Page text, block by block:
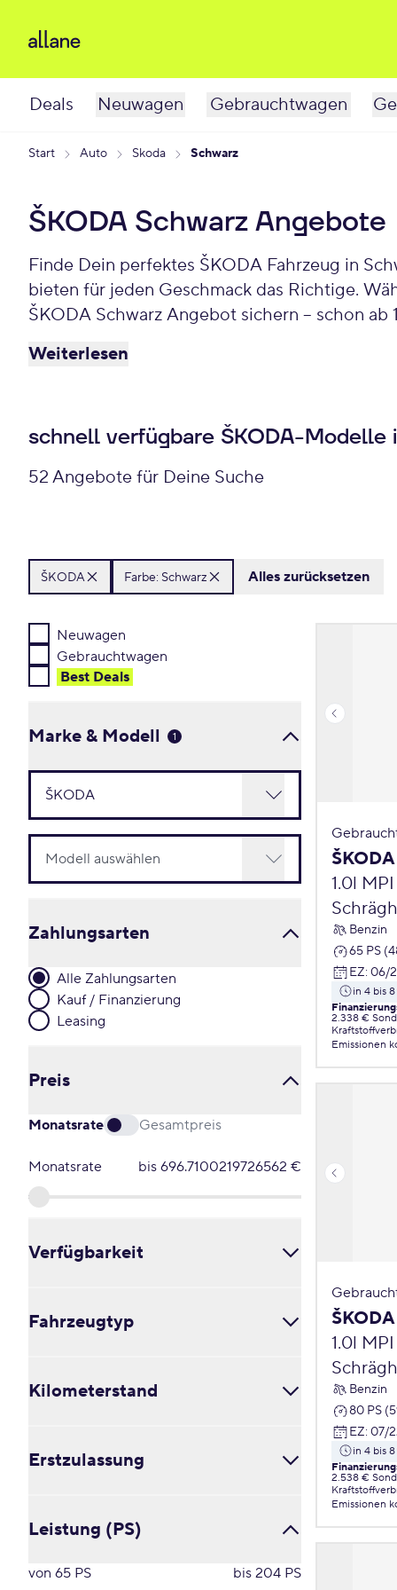
Deals Neuwagen Gebrauchtwagen
Start Auto Skoda Schwarz
ŠKODA Schwarz Angebote
Finde Dein perfektes ŠKODA Fahrzeug in Schwarz!
bieten für jeden Geschmack das Richtige.
ŠKODA Schwarz Angebot sichern – schon ab
Weiterlesen
schnell verfügbare ŠKODA-Modelle
52 Angebote für Deine Suche
ŠKODA Farbe: Schwarz Alles zurücksetzen
Neuwagen
Gebrauchtwagen
Best Deals
Marke & Modell 1
Zahlungsarten
Alle Zahlungsarten
Kauf / Finanzierung
Leasing
Preis
Monatsrate Gesamtpreis
Monatsrate bis 696.7100219726562 €
Verfügbarkeit
in 4 bis 8 Wochen
Fahrzeugtyp
Coupé (0)
Limousine (8)
Sonstige (0)
SUV / Crossover / Geländewagen (27)
Verglaster Kastenwagen (0)
Kilometerstand
Erstzulassung
Leistung (PS)
von 65 PS bis 204 PS
1.0l
Benzin
65 PS
EZ: 06/
in 4 bis
2.338 €
Emissionen
1.0l
Benzin
80 PS
EZ: 07/
in 4 bis
2.538 €
Emissionen